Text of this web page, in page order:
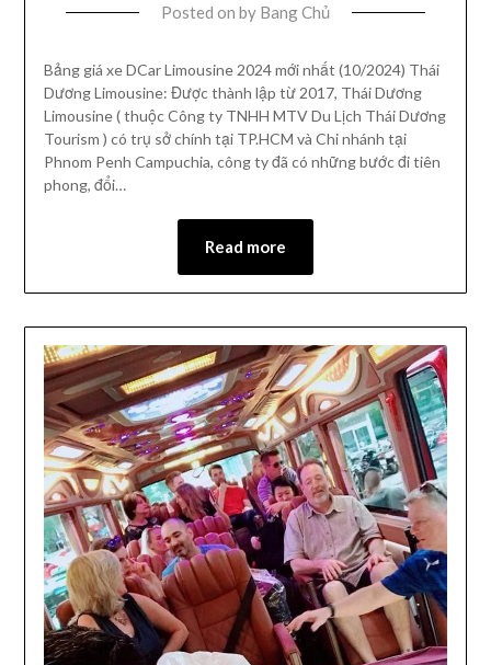
Posted on by Bang Chủ
Bảng giá xe DCar Limousine 2024 mới nhất (10/2024) Thái
Dương Limousine: Được thành lập từ 2017, Thái Dương
Limousine ( thuộc Công ty TNHH MTV Du Lịch Thái Dương
Tourism ) có trụ sở chính tại TP.HCM và Chi nhánh tại
Phnom Penh Campuchia, công ty đã có những bước đi tiên
phong, đổi…
Read more